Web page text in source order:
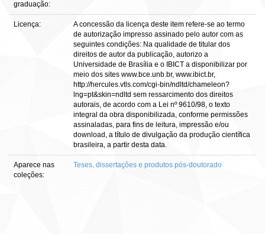
graduação:
Licença:
A concessão da licença deste item refere-se ao termo
de autorização impresso assinado pelo autor com as
seguintes condições: Na qualidade de titular dos
direitos de autor da publicação, autorizo a
Universidade de Brasília e o IBICT a disponibilizar por
meio dos sites www.bce.unb.br, www.ibict.br,
http://hercules.vtls.com/cgi-bin/ndltd/chameleon?
lng=pt&skin=ndltd sem ressarcimento dos direitos
autorais, de acordo com a Lei nº 9610/98, o texto
integral da obra disponibilizada, conforme permissões
assinaladas, para fins de leitura, impressão e/ou
download, a título de divulgação da produção científica
brasileira, a partir desta data.
Aparece nas
coleções:
Teses, dissertações e produtos pós-doutorado